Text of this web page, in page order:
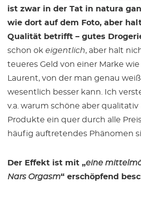
ist zwar in der Tat in natura
wie dort auf dem Foto, aber
Qualität betrifft – gutes
schon ok eigentlich, aber halt
teueres Geld von einer Marke wie
Laurent, von der man genau
wesentlich besser kann. Ich
v.a. warum schöne aber qualitativ
Produkte ein quer durch alle
häufig auftretendes Phänomen
Der Effekt ist mit „eine
Nars Orgasm“ erschöpfend